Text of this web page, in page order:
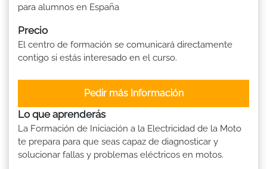
para alumnos en España
Precio
El centro de formación se comunicará directamente
contigo si estás interesado en el curso.
Pedir más Información
Lo que aprenderás
La Formación de Iniciación a la Electricidad de la Moto
te prepara para que seas capaz de diagnosticar y
solucionar fallas y problemas eléctricos en motos.